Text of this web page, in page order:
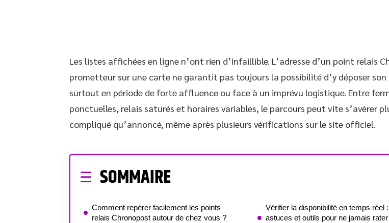
Les listes affichées en ligne n’ont rien d’infaillible. L’adresse d’un point relais
prometteur sur une carte ne garantit pas toujours la possibilité d’y déposer son
surtout en période de forte affluence ou face à un imprévu logistique. Entre
ponctuelles, relais saturés et horaires variables, le parcours peut vite s’avérer
compliqué qu’annoncé, même après plusieurs vérifications sur le site officiel.
SOMMAIRE
Comment repérer facilement les points
relais Chronopost autour de chez vous ?
Vérifier la disponibilité en temps réel :
astuces et outils pour ne jamais